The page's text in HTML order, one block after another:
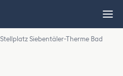
Stellplatz Siebentäler-Therme Bad